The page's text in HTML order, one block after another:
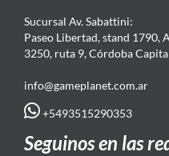
Sucursal Av. Sabattini:
Paseo Libertad, stand 1790,
3250, ruta 9, Córdoba
info@gameplanet.com.ar
+5493515290353
Seguinos en las